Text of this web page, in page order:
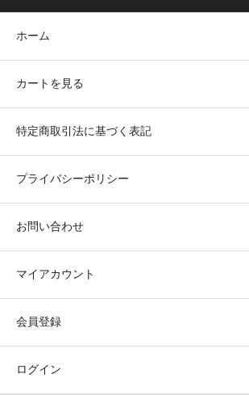
ホーム
カートを見る
特定商取引法に基づく表記
プライバシーポリシー
お問い合わせ
マイアカウント
会員登録
ログイン